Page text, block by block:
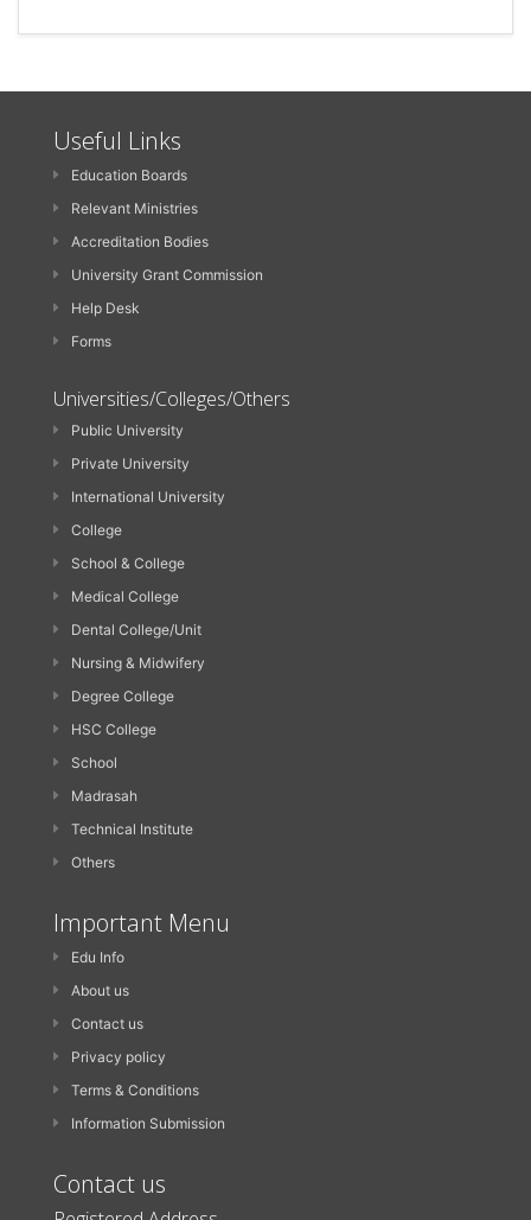
Useful Links
Education Boards
Relevant Ministries
Accreditation Bodies
University Grant Commission
Help Desk
Forms
Universities/Colleges/Others
Public University
Private University
International University
College
School & College
Medical College
Dental College/Unit
Nursing & Midwifery
Degree College
HSC College
School
Madrasah
Technical Institute
Others
Important Menu
Edu Info
About us
Contact us
Privacy policy
Terms & Conditions
Information Submission
Contact us